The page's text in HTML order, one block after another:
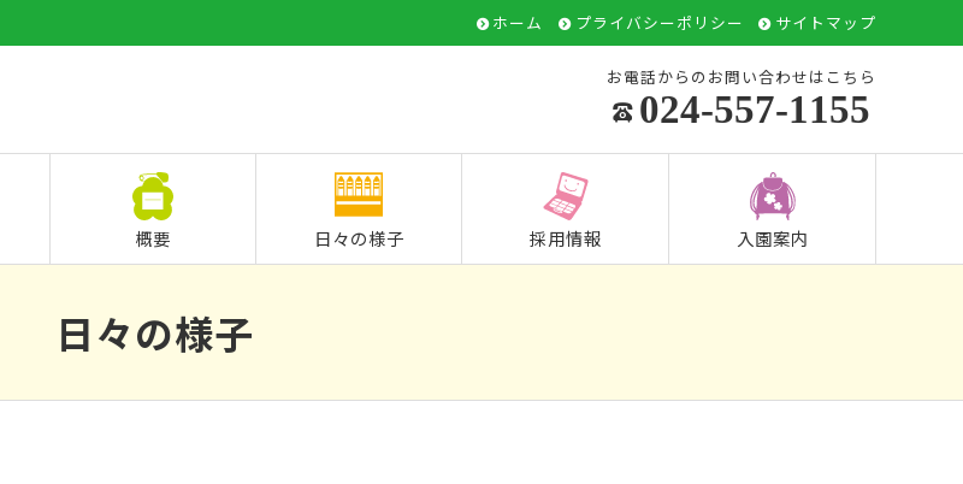
ホーム プライバシーポリシー サイトマップ
お電話からのお問い合わせはこちら
024-557-1155
概要 日々の様子 採用情報 入園案内
日々の様子